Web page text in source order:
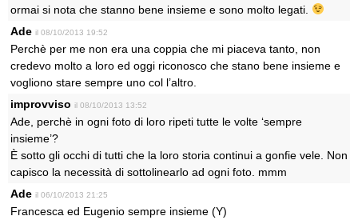
ormai si nota che stanno bene insieme e sono molto legati.
Ade il 08/10/2013 19:52
Perchè per me non era una coppia che mi piaceva tanto, non
credevo molto a loro ed oggi riconosco che stano bene insieme e
vogliono stare sempre uno col l’altro.
improvviso il 08/10/2013 13:52
Ade, perchè in ogni foto di loro ripeti tutte le volte ‘sempre
insieme’?
È sotto gli occhi di tutti che la loro storia continui a gonfie vele. Non
capisco la necessità di sottolinearlo ad ogni foto. mmm
Ade il 06/10/2013 21:25
Francesca ed Eugenio sempre insieme (Y)